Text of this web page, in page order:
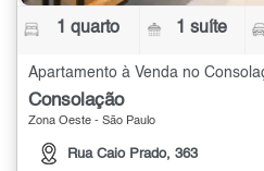
1 quarto 1 suíte
Apartamento à Venda no
Consolação
Zona Oeste - São Paulo
Rua Caio Prado, 363